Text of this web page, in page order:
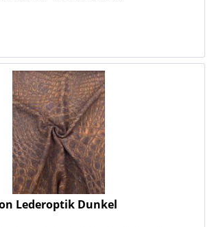
Lederoptik Dunkel